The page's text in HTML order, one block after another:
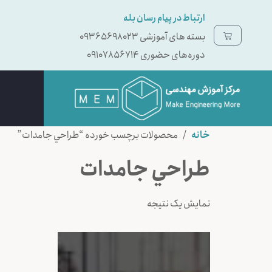
ارتباط در پیام رسان بله
بسته ‌های آموزشی 09365698023
دوره‌های حضوری 09107856714
خانه / محصولات برچسب خورده “طراحي جامدات”
طراحي جامدات
نمایش یک نتیجه